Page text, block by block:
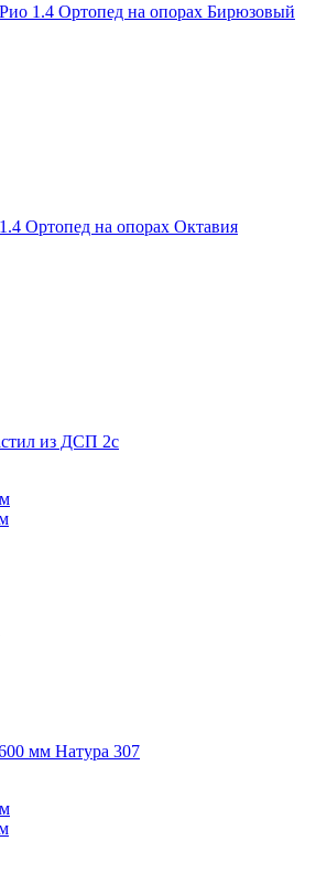
1.4 Ортопед на опорах Бирюзовый
Ортопед на опорах Октавия
из ДСП 2с
мм Натура 307